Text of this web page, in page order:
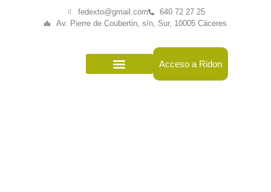
fedexto@gmail.com
640 72 27 25
Av. Pierre de Coubertin, s/n, Sur, 10005 Cáceres
Acceso a Ridon